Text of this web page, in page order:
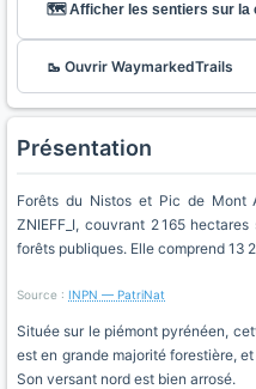
🗺️ Afficher les sentiers sur la
🥾 Ouvrir WaymarkedTrails
Présentation
Forêts du Nistos et Pic de Mont
ZNIEFF_I, couvrant 2 165
forêts publiques. Elle comprend 13
Source : INPN — PatriNat
Située sur le piémont pyrénéen,
est en grande majorité forestière,
Son versant nord est bien arrosé.